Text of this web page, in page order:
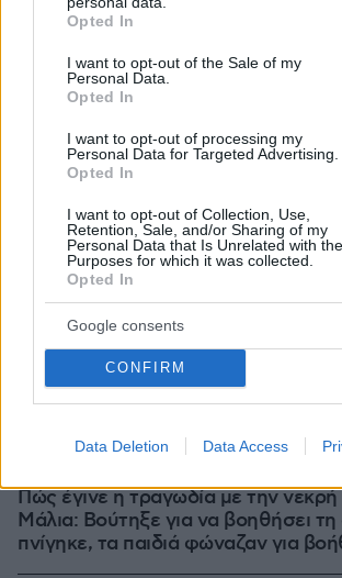
grant or deny consent to Google and its
use your data for below specified purposes
consent section.
Opted In
I want to opt-out of the Sale of my
Personal Data.
Opted In
I want to opt-out of processing my
Personal Data for Targeted Advertising.
Opted In
I want to opt-out of Collection, Use,
Retention, Sale, and/or Sharing of my
Personal Data that Is Unrelated with the
Purposes for which it was collected.
Opted In
Google consents
CONFIRM
Data Deletion Data Access
Πώς έγινε η τραγωδία με την
Μάλια: Βούτηξε για να βοηθήσει τη
πνίγηκε, τα παιδιά φώναζαν για